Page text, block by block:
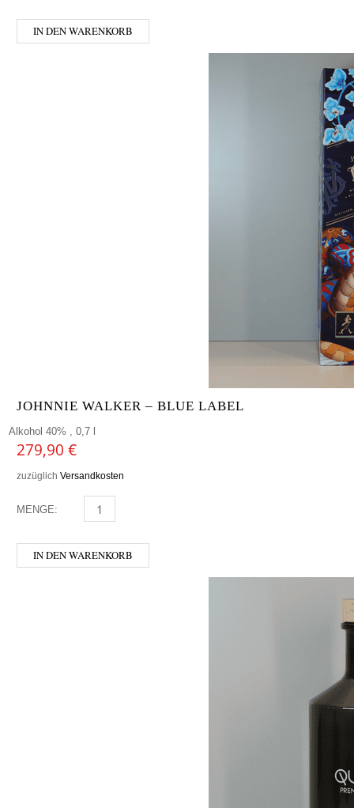
IN DEN WARENKORB
JOHNNIE WALKER – BLUE LABEL
Alkohol 40% , 0,7 l
279,90 €
zuzüglich Versandkosten
MENGE: JOHNNIE WALKER - BLUE LABEL MENGE
IN DEN WARENKORB